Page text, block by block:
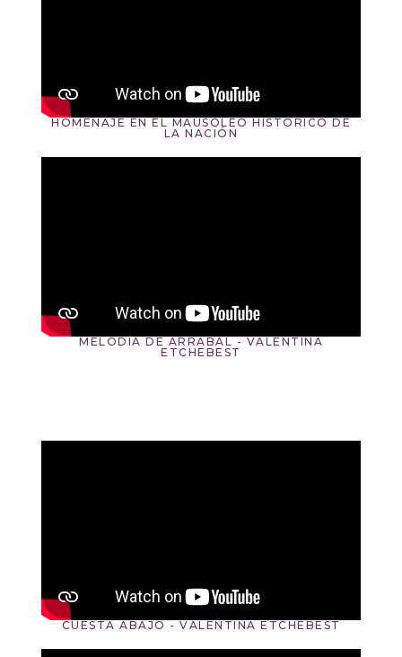
HOMENAJE EN EL MAUSOLEO HISTÓRICO DE
LA NACIÓN
MELODÍA DE ARRABAL - VALENTINA
ETCHEBEST
CUESTA ABAJO - VALENTINA ETCHEBEST